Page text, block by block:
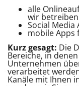
alle
wir betreiben
Social
mobile Apps
Kurz gesagt: Die
Bereiche, in
Unternehmen
verarbeitet
Kanäle mit Ihnen